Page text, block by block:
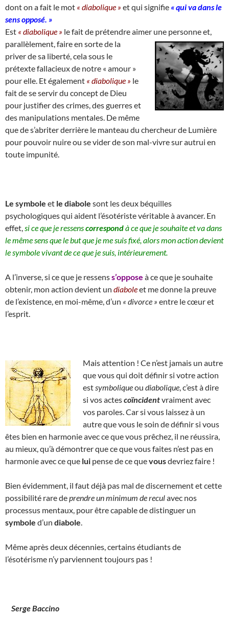
dont on a fait le mot « diabolique » et qui signifie « qui va dans le
sens opposé. »
Est « diabolique » le fait de prétendre aimer une personne et,
parallèlement, faire en sorte de la
priver de sa liberté, cela sous le
prétexte fallacieux de notre « amour »
pour elle. Et également « diabolique » le
fait de se servir du concept de Dieu
pour justifier des crimes, des guerres et
des manipulations mentales. De même
que de s’abriter derrière le manteau du chercheur de Lumière
pour pouvoir nuire ou se vider de son mal-vivre sur autrui en
toute impunité.
Le symbole et le diabole sont les deux béquilles
psychologiques qui aident l’ésotériste véritable à avancer. En
effet, si ce que je ressenscorrespondà ce que je souhaite et va dans
le même sens que le but que je me suis fixé, alors mon action devient
le symbole vivant de ce que je suis, intérieurement.
A l’inverse, si ce que je ressenss’oppose à ce que je souhaite
obtenir, mon action devient un diaboleet me donne la preuve
de l’existence, en moi-même, d’un « divorce » entre le cœur et
l’esprit.
Mais attention ! Ce n’est jamais un autre
que vous qui doit définir si votre action
est symboliqueou diabolique , c’est à dire
si vos actescoïncidentvraiment avec
vos paroles. Car si vous laissez à un
autre que vous le soin de définir si vous
êtes bien en harmonie avec ce que vous prêchez, il ne réussira,
au mieux, qu’à démontrer que ce que vous faites n’est pas en
harmonie avec ce que lui pense de ce quevousdevriez faire !
Bien évidemment, il faut déjà pas mal de discernement et cette
possibilité rare deprendre un minimum de reculavec nos
processus mentaux, pour être capable de distinguer un
symbole d’un diabole
Même après deux décennies, certains étudiants de
l’ésotérisme n’y parviennent toujours pas !
Serge Baccino